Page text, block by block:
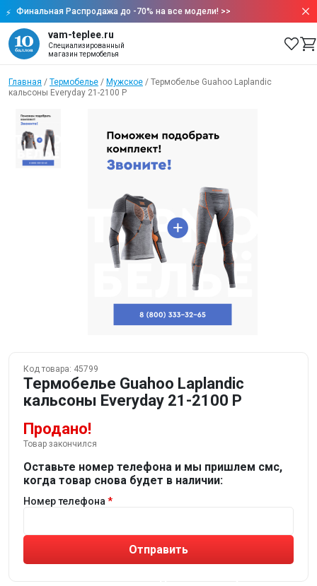
Финальная Распродажа до -70% на все модели! >>
vam-teplee.ru
Специализированный
магазин термобелья
Главная / Термобелье / Мужское / Термобелье Guahoo Laplandic
кальсоны Everyday 21-2100 P
Код товара: 45799
Термобелье Guahoo Laplandic
кальсоны Everyday 21-2100 P
Продано!
Товар закончился
Оставьте номер телефона и мы пришлем смс,
когда товар снова будет в наличии:
Номер телефона
Отправить